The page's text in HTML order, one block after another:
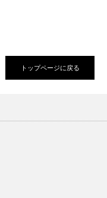
トップページに戻る